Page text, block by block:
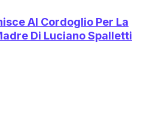
Al Cordoglio Per La
Di Luciano Spalletti